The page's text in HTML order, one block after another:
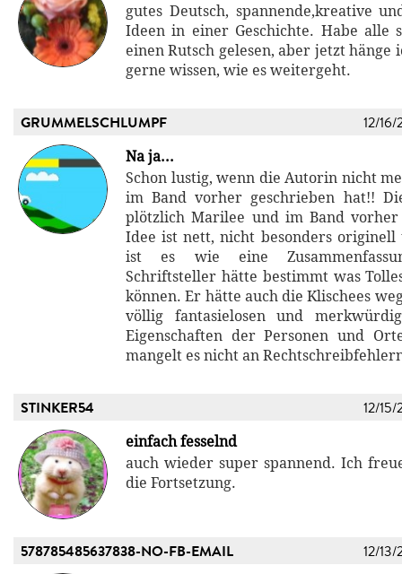
gutes Deutsch, spannende,kreative
Ideen in einer Geschichte. Habe alle
einen Rutsch gelesen, aber jetzt hänge
gerne wissen, wie es weitergeht.
GRUMMELSCHLUMPF 12/16/
Na ja...
Schon lustig, wenn die Autorin nicht
im Band vorher geschrieben hat!!
plötzlich Marilee und im Band
Idee ist nett, nicht besonders originell
ist es wie eine
Schriftsteller hätte bestimmt was
können. Er hätte auch die Klischees
völlig fantasielosen und
Eigenschaften der Personen und
mangelt es nicht an
STINKER54 12/15/
einfach fesselnd
auch wieder super spannend. Ich
die Fortsetzung.
578785485637838-NO-FB-EMAIL 12/13/